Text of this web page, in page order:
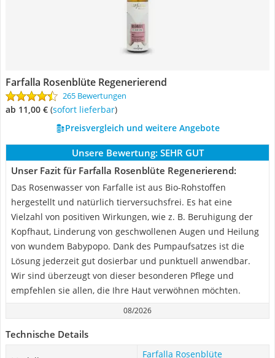
Farfalla Rosenblüte Regenerierend
265 Bewertungen
ab 11,00 € ( Sofort lieferbar)
Preisvergleich und weitere Angebote
Unsere Bewertung: SEHR GUT
Unser Fazit für Farfalla Rosenblüte Regenerierend:
Das Rosenwasser von Farfalle ist aus Bio-Rohstoffen
hergestellt und natürlich tierversuchsfrei. Es hat eine
Vielzahl von positiven Wirkungen, wie z. B. Beruhigung der
Kopfhaut, Linderung von geschwollenen Augen und Heilung
von wundem Babypopo. Dank des Pumpaufsatzes ist die
Lösung jederzeit gut dosierbar und punktuell anwendbar.
Wir sind überzeugt von dieser besonderen Pflege und
empfehlen sie allen, die Ihre Haut verwöhnen möchten.
08/2026
Technische Details
Farfalla Rosenblüte